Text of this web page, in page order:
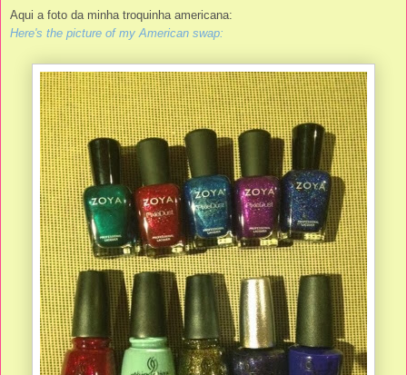
Aqui a foto da minha troquinha americana:
Here's the picture of my American swap: